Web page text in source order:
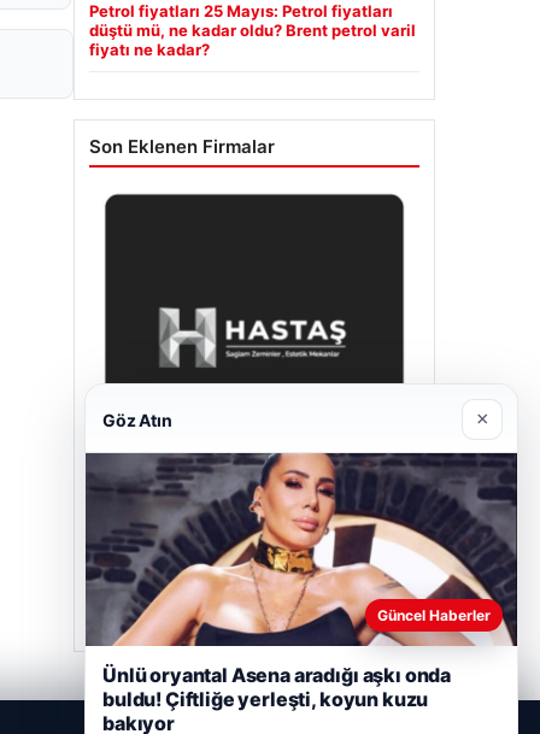
Petrol fiyatları 25 Mayıs: Petrol fiyatları
düştü mü, ne kadar oldu? Brent petrol varil
fiyatı ne kadar?
Son Eklenen Firmalar
Hastaş Beton
26/05/2026
Göz Atın ×
Güncel Haberler
Ünlü oryantal Asena aradığı aşkı onda
buldu! Çiftliğe yerleşti, koyun kuzu
bakıyor